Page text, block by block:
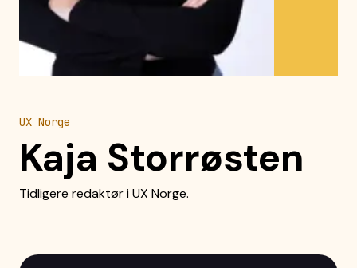
UX Norge
Kaja Storrøsten
Tidligere redaktør i UX Norge.